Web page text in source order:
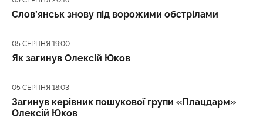
Слов’янськ знову під ворожими обстрілами
Дата публікації
05 СЕРПНЯ 19:00
Як загинув Олексій Юков
Дата публікації
05 СЕРПНЯ 18:03
Загинув керівник пошукової групи «Плацдарм»
Олексій Юков